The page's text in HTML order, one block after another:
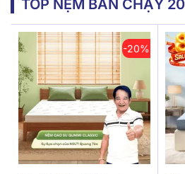
TOP NỆM BÁN CHẠY
-20%